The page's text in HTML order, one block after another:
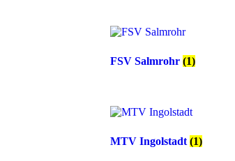
FSV Salmrohr (1)
MTV Ingolstadt(1)